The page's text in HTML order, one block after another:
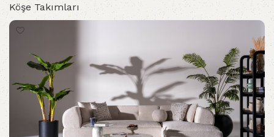
Köşe Takımları